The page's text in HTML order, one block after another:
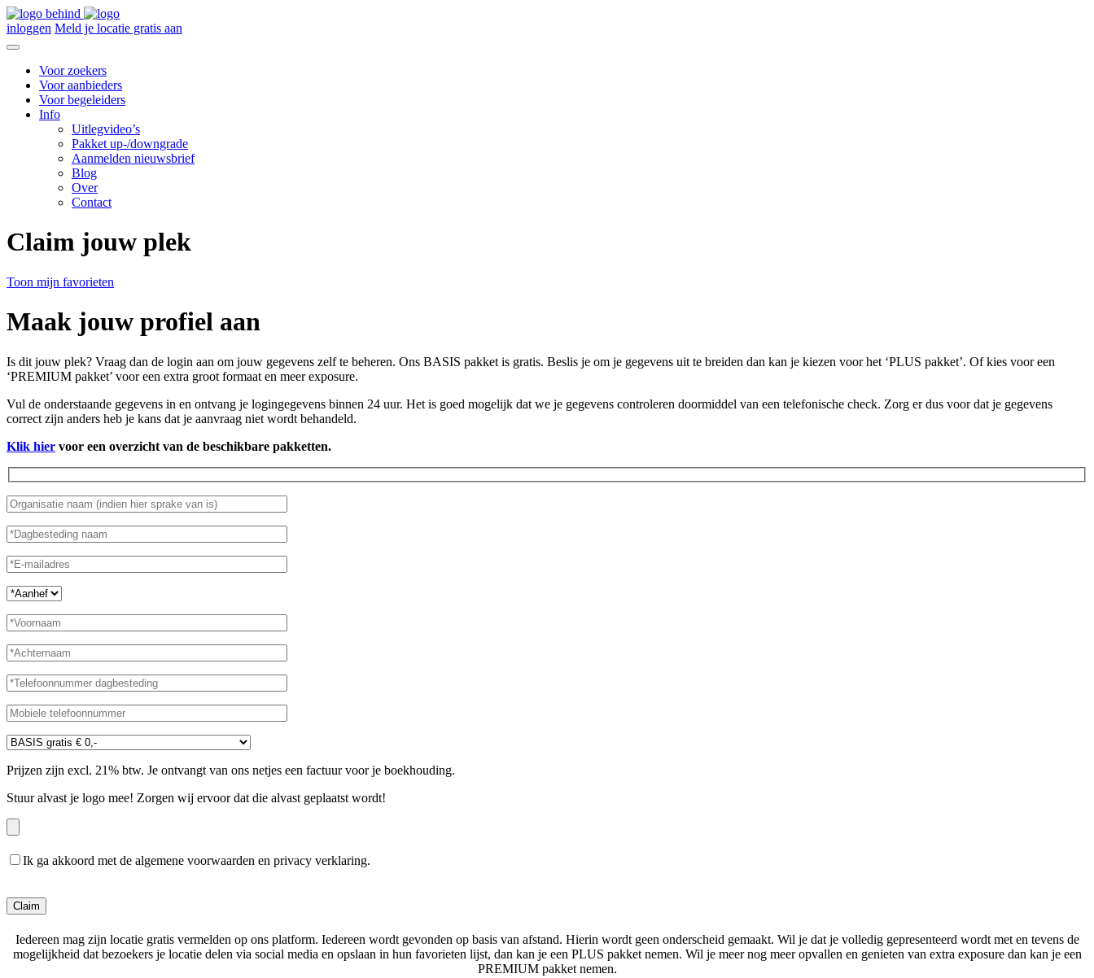
inloggen Meld je locatie gratis aan
Voor zoekers
Voor aanbieders
Voor begeleiders
Info
Uitlegvideo’s
Pakket up-/downgrade
Aanmelden nieuwsbrief
Blog
Over
Contact
Claim jouw plek
Toon mijn favorieten
Maak jouw profiel aan
Is dit jouw plek? Vraag dan de login aan om jouw gegevens zelf te beheren. Ons BASIS pakket is gratis. Beslis je om je gegevens uit te breiden dan kan je kiezen voor het ‘PLUS pakket’. Of kies voor een
‘PREMIUM pakket’ voor een extra groot formaat en meer exposure.
Vul de onderstaande gegevens in en ontvang je logingegevens binnen 24 uur. Het is goed mogelijk dat we je gegevens controleren doormiddel van een telefonische check. Zorg er dus voor dat je gegevens
correct zijn anders heb je kans dat je aanvraag niet wordt behandeld.
Klik hier voor een overzicht van de beschikbare pakketten.
Prijzen zijn excl. 21% btw. Je ontvangt van ons netjes een factuur voor je boekhouding.
Stuur alvast je logo mee! Zorgen wij ervoor dat die alvast geplaatst wordt!
Ik ga akkoord met de algemene voorwaarden en privacy verklaring.
Iedereen mag zijn locatie gratis vermelden op ons platform. Iedereen wordt gevonden op basis van afstand. Hierin wordt geen onderscheid gemaakt. Wil je dat je volledig gepresenteerd wordt met en tevens de
mogelijkheid dat bezoekers je locatie delen via social media en opslaan in hun favorieten lijst, dan kan je een PLUS pakket nemen. Wil je meer nog meer opvallen en genieten van extra exposure dan kan je een
PREMIUM pakket nemen.